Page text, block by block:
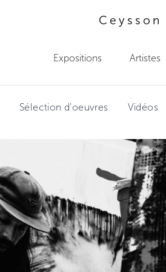
Expositions Artistes
Sélection d'oeuvres Vidéos